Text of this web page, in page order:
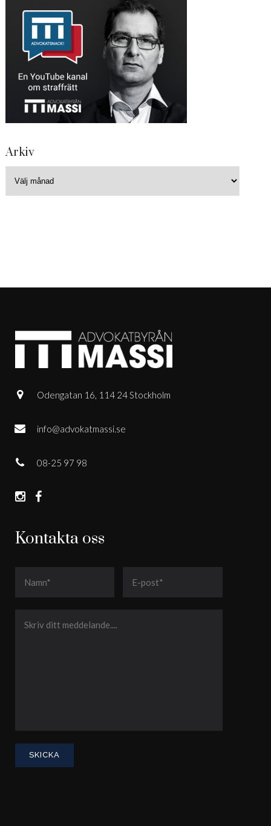
Arkiv
Kontakta oss
Odengatan 16, 114 24 Stockholm
info@advokatmassi.se
08-25 97 98